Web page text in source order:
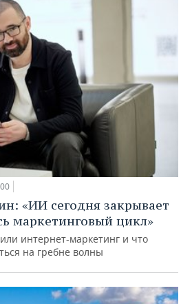
«ИИ сегодня закрывает
маркетинговый цикл»
интернет-маркетинг и что
на гребне волны